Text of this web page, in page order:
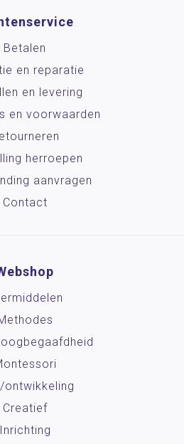
Betalen
en reparatie
en levering
en voorwaarden
herroepen
aanvragen
Contact
ontwikkeling
Creatief
Inrichting